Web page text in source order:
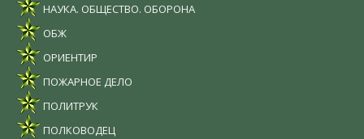
НАУКА. ОБЩЕСТВО. ОБОРОНА
ОБЖ
ОРИЕНТИР
ПОЖАРНОЕ ДЕЛО
ПОЛИТРУК
ПОЛКОВОДЕЦ